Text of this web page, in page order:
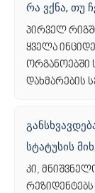
რა ვქნა, თუ
პირველ
ყველა
ორგანოებში
დახმარების
სტატუსის
კი,